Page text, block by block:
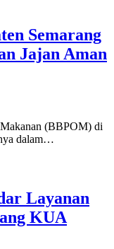
Semarang
Jajan Aman
(BBPOM) di
dalam…
Layanan
KUA